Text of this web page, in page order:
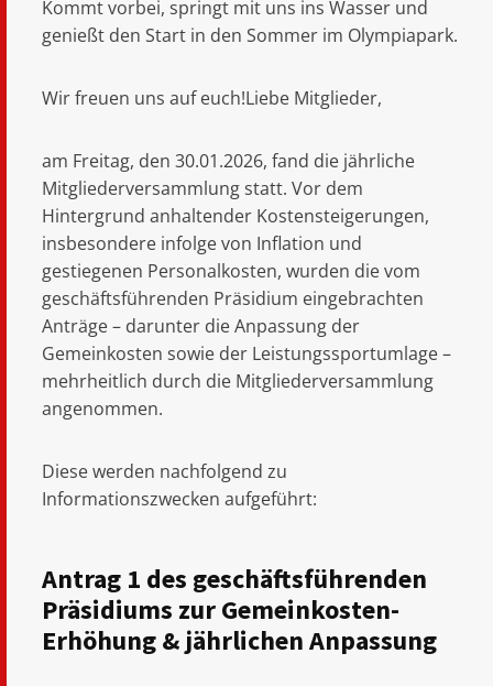
Kommt vorbei, springt mit uns ins Wasser und
genießt den Start in den Sommer im Olympiapark.
Wir freuen uns auf euch!Liebe Mitglieder,
am Freitag, den 30.01.2026, fand die jährliche
Mitgliederversammlung statt. Vor dem
Hintergrund anhaltender Kostensteigerungen,
insbesondere infolge von Inflation und
gestiegenen Personalkosten, wurden die vom
geschäftsführenden Präsidium eingebrachten
Anträge – darunter die Anpassung der
Gemeinkosten sowie der Leistungssportumlage –
mehrheitlich durch die Mitgliederversammlung
angenommen.
Diese werden nachfolgend zu
Informationszwecken aufgeführt:
Antrag 1 des geschäftsführenden
Präsidiums zur Gemeinkosten-
Erhöhung & jährlichen Anpassung